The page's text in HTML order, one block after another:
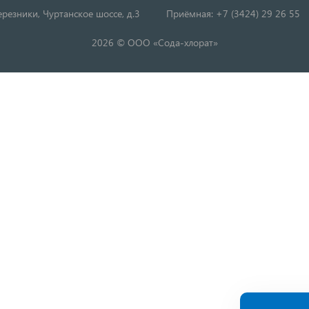
Чуртанское шоссе, д.3 Приёмная: +7 (3424) 29 26 55
2026 © ООО «Сода-хлорат»